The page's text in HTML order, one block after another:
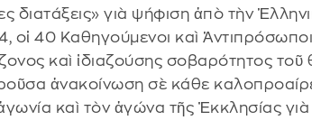
διατάξεις» γιὰ ψήφιση ἀπὸ τὴν
οἱ 40 Καθηγούμενοι καὶ
καὶ ἰδιαζούσης σοβαρότητος
ἀνακοίνωση σὲ κάθε
καὶ τὸν ἀγώνα τῆς Ἐκκλησίας